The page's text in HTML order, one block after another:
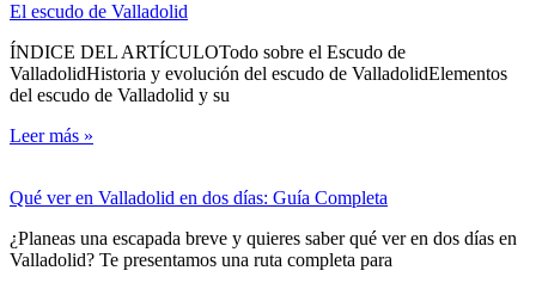
El escudo de Valladolid
ÍNDICE DEL ARTÍCULOTodo sobre el Escudo de
ValladolidHistoria y evolución del escudo de ValladolidElementos
del escudo de Valladolid y su
Leer más »
Qué ver en Valladolid en dos días: Guía Completa
¿Planeas una escapada breve y quieres saber qué ver en dos días en
Valladolid? Te presentamos una ruta completa para